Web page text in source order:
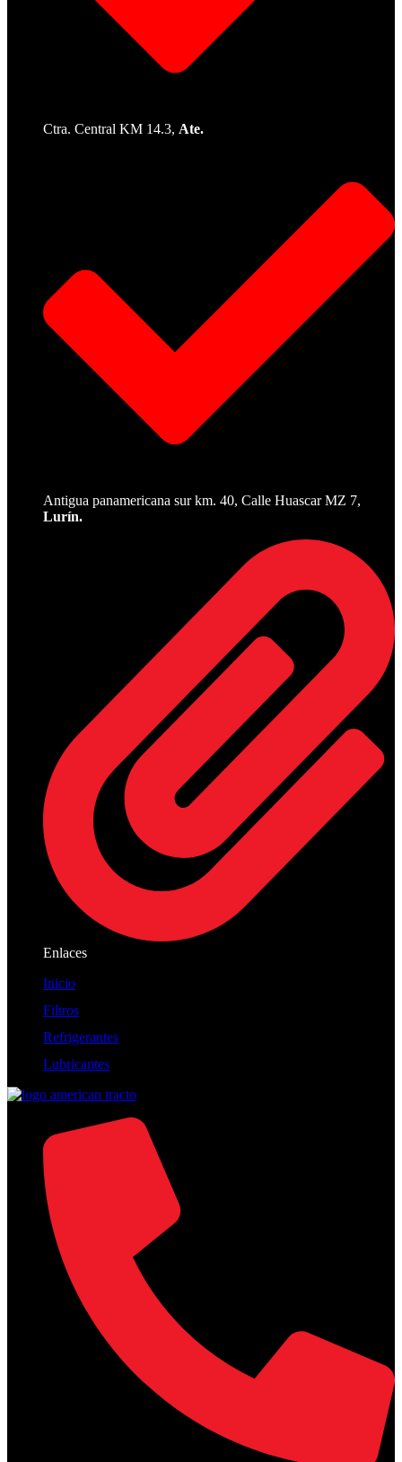
Ctra. Central KM 14.3, Ate.
Antigua panamericana sur km. 40, Calle Huascar MZ 7,
Lurín.
Enlaces
Inicio
Filtros
Refrigerantes
Lubricantes